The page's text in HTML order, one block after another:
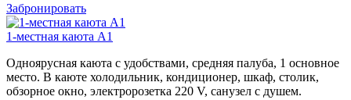
Забронировать
1-местная каюта А1
Одноярусная каюта с удобствами, средняя палуба, 1 основное
место. В каюте холодильник, кондиционер, шкаф, столик,
обзорное окно, электророзетка 220 V, санузел с душем.